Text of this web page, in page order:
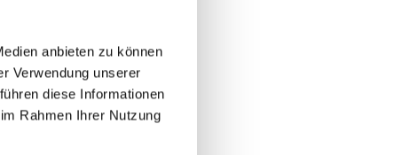
anbieten zu können
Verwendung unserer
diese Informationen
Rahmen Ihrer Nutzung